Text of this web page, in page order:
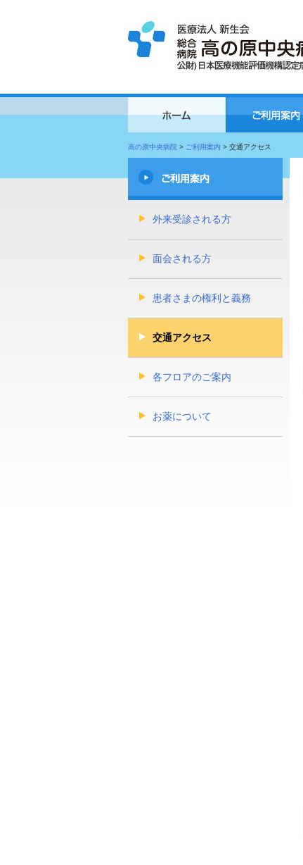
高の原中央病院 > ご利用案内 > 交通アクセス
外来受診される方
面会される方
患者さまの権利と義務
交通アクセス
各フロアのご案内
お薬について